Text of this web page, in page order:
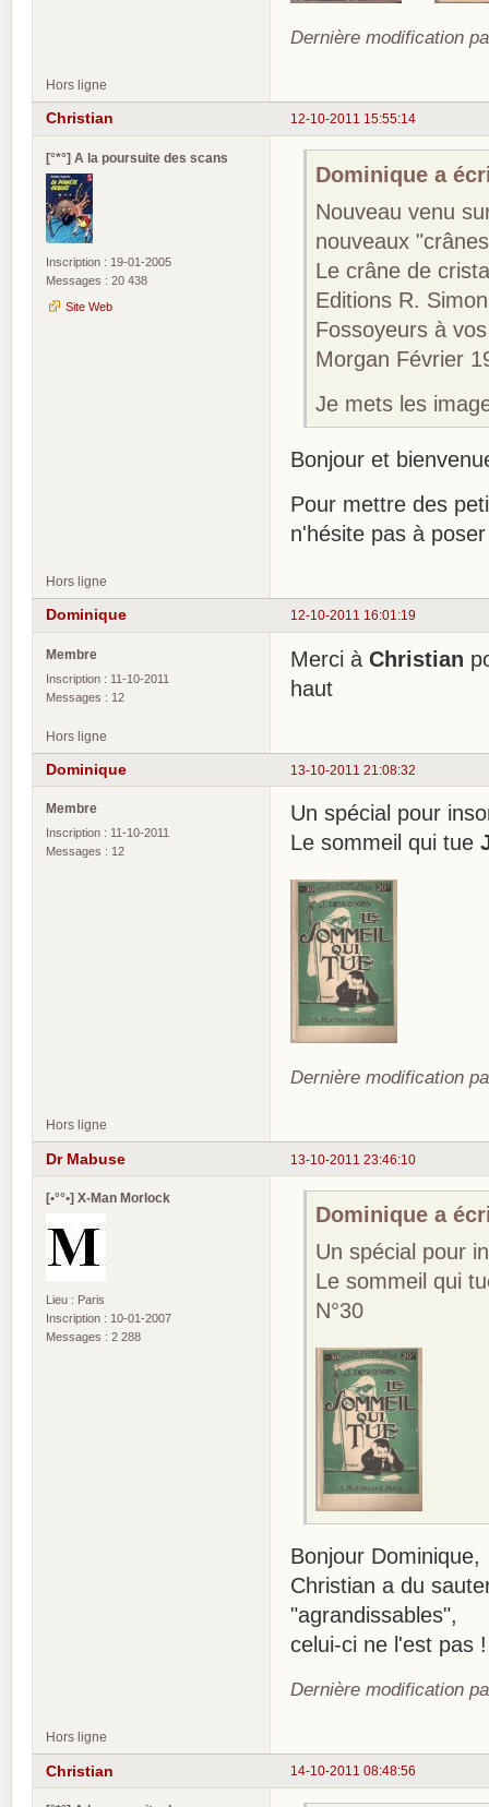
Dernière modification
Hors ligne
12-10-2011 15:55:14
Christian
[°*°] A la poursuite des scans
Inscription : 19-01-2005
Messages : 20 438
Site Web
Dominique a
Nouveau venu
nouveaux
Le crâne de
Editions R.
Fossoyeurs à
Morgan Février
Je mets les
Bonjour et
Pour mettre des
n'hésite pas à
Hors ligne
12-10-2011 16:01:19
Dominique
Membre
Inscription : 11-10-2011
Messages : 12
Merci à Christian
haut
Hors ligne
13-10-2011 21:08:32
Dominique
Membre
Inscription : 11-10-2011
Messages : 12
Un spécial pour
Le sommeil qui tue
Dernière modification
Hors ligne
13-10-2011 23:46:10
Dr Mabuse
[•°°•] X-Man Morlock
Lieu : Paris
Inscription : 10-01-2007
Messages : 2 288
Dominique a
Un spécial pour
Le sommeil qui
N°30
Bonjour Dominique,
Christian a du
"agrandissables",
celui-ci ne l'est pas !
Dernière modification
Hors ligne
14-10-2011 08:48:56
Christian